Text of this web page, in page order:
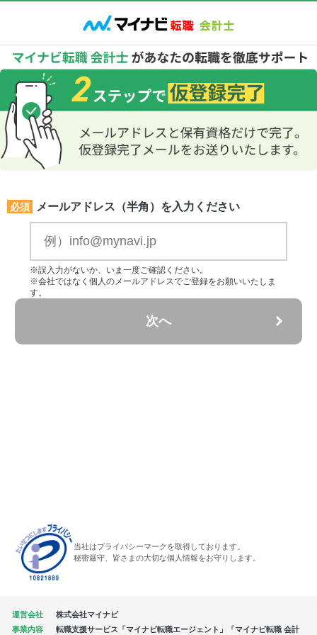
必須 メールアドレス（半角）を入力ください
※誤入力がないか、いま一度ご確認ください。
※会社ではなく個人のメールアドレスでご登録をお願いいたしま
す。
次へ
当社はプライバシーマークを取得しております。
秘密厳守、皆さまの大切な個人情報をお守りします。
運営会社
株式会社マイナビ
事業内容
転職支援サービス「マイナビ転職エージェント」「マイナビ転職 会計